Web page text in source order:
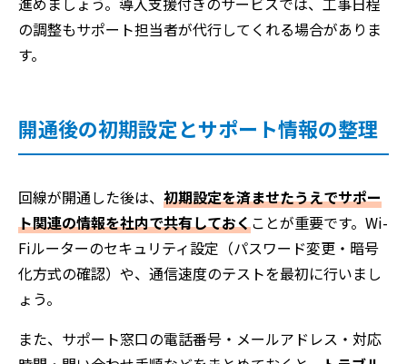
の調整もサポート担当者が代行してくれる場合がありま
す。
開通後の初期設定とサポート情報の整理
回線が開通した後は、 初期設定を済ませたうえでサポー
ト関連の情報を社内で共有しておくことが重要です。Wi-
Fiルーターのセキュリティ設定（パスワード変更・暗号
化方式の確認）や、通信速度のテストを最初に行いまし
ょう。
また、サポート窓口の電話番号・メールアドレス・対応